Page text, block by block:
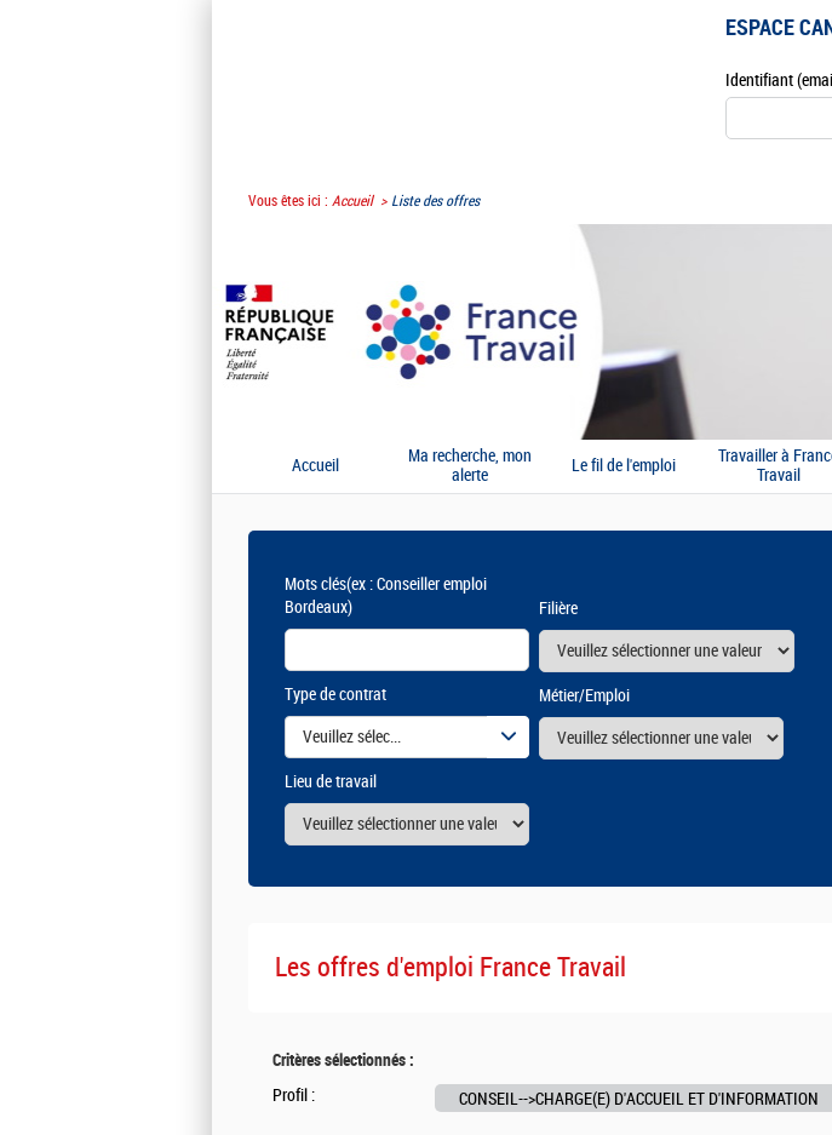
ESPACE
Vous êtes ici : Accueil Liste des offres
Accueil
Ma recherche, mon
alerte
Le fil de l'emploi
Travailler à
Travail
Mots clés(ex : Conseiller emploi
Bordeaux)
Filière
Type de contrat
Veuillez sélectionner une ou des valeurs
Métier/Emploi
Lieu de travail
Les offres d'emploi France Travail
Critères sélectionnés :
Profil : CONSEIL-->CHARGE(E) D'ACCUEIL ET D'INFORMATION